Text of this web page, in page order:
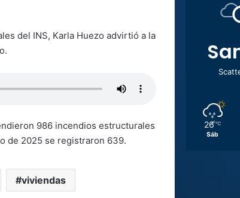
del INS, Karla Huezo advirtió a la
986 incendios estructurales
de 2025 se registraron 639.
viviendas
26 ℃
Sáb